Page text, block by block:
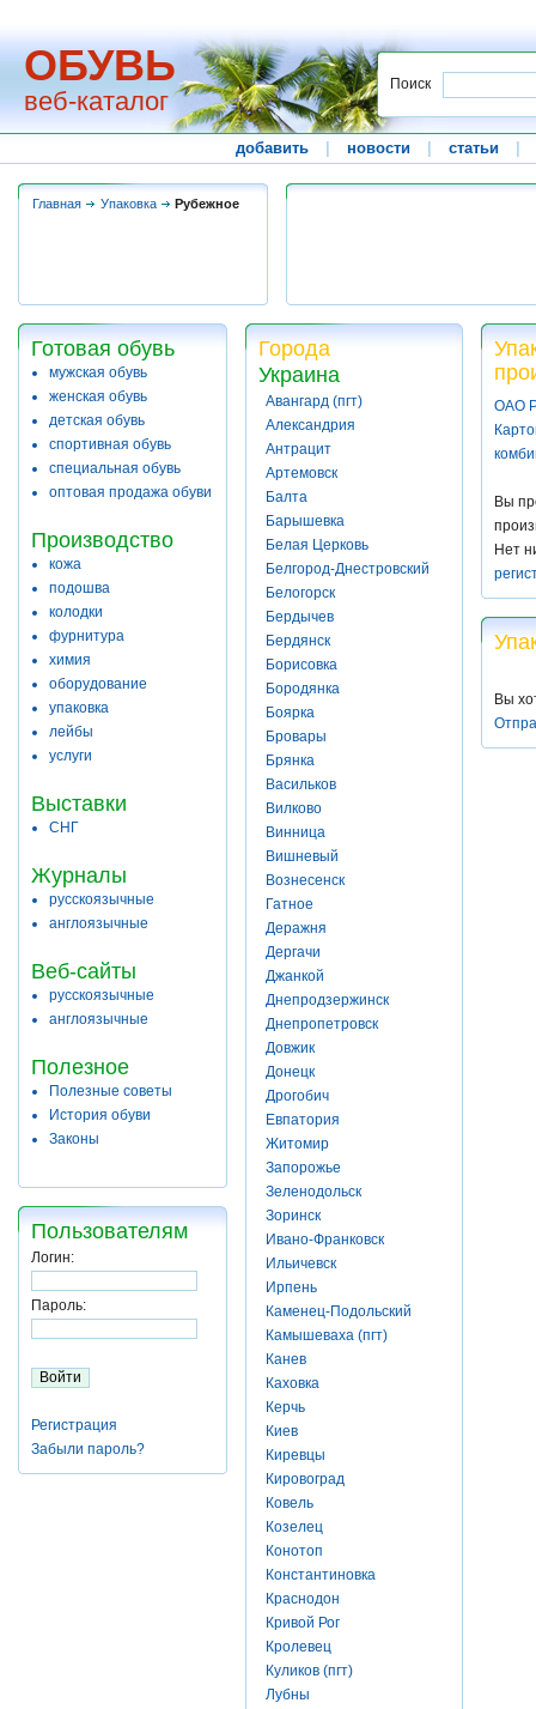
ОБУВЬ
веб-каталог
Поиск
добавить новости статьи
Главная Упаковка Рубежное
Готовая обувь
мужская обувь
женская обувь
детская обувь
спортивная обувь
специальная обувь
оптовая продажа обуви
Производство
кожа
подошва
колодки
фурнитура
химия
оборудование
упаковка
лейбы
услуги
Выставки
СНГ
Журналы
русскоязычные
англоязычные
Веб-сайты
русскоязычные
англоязычные
Полезное
Полезные советы
История обуви
Законы
Пользователям
Логин:
Пароль:
Регистрация
Забыли пароль?
Города
Украина
Авангард (пгт)
Александрия
Антрацит
Артемовск
Балта
Барышевка
Белая Церковь
Белгород-Днестровский
Белогорск
Бердычев
Бердянск
Борисовка
Бородянка
Боярка
Бровары
Брянка
Васильков
Вилково
Винница
Вишневый
Вознесенск
Гатное
Деражня
Дергачи
Джанкой
Днепродзержинск
Днепропетровск
Довжик
Донецк
Дрогобич
Евпатория
Житомир
Запорожье
Зеленодольск
Зоринск
Ивано-Франковск
Ильичевск
Ирпень
Каменец-Подольский
Камышеваха (пгт)
Канев
Каховка
Керчь
Киев
Киревцы
Кировоград
Ковель
Козелец
Конотоп
Константиновка
Краснодон
Кривой Рог
Кролевец
Куликов (пгт)
Лубны
ОАО
Вы
Нет
Вы